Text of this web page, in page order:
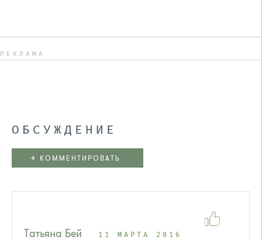
РЕКЛАМА
ОБСУЖДЕНИЕ
+ КОММЕНТИРОВАТЬ
Татьяна Бей 11 МАРТА 2016